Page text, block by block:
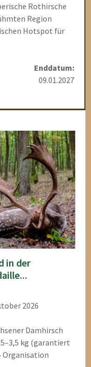
Rothirsche
Region
Hotspot für
Enddatum:
09.01.2027
in der
2026
Damhirsch
kg (garantiert
Organisation